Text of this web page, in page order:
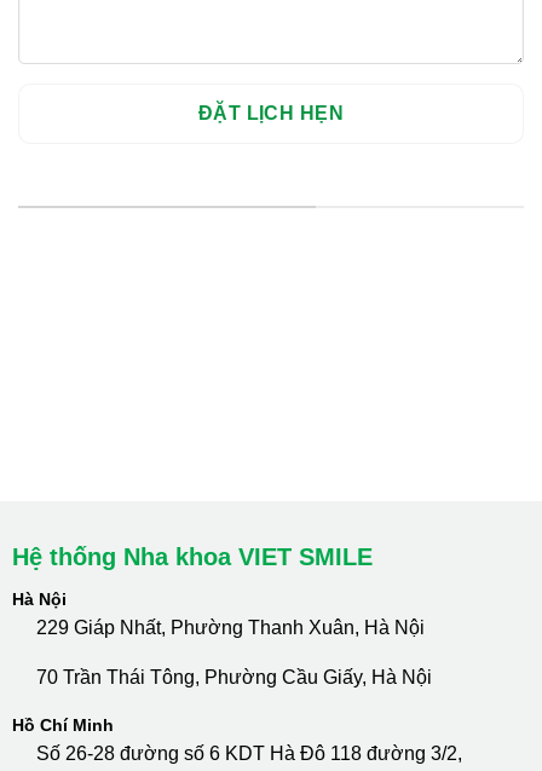
Hệ thống Nha khoa VIET SMILE
Hà Nội
229 Giáp Nhất, Phường Thanh Xuân, Hà Nội
70 Trần Thái Tông, Phường Cầu Giấy, Hà Nội
Hồ Chí Minh
Số 26-28 đường số 6 KDT Hà Đô 118 đường 3/2,